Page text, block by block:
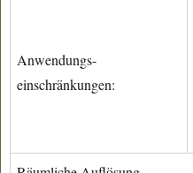
Anwendungs-
einschränkungen: